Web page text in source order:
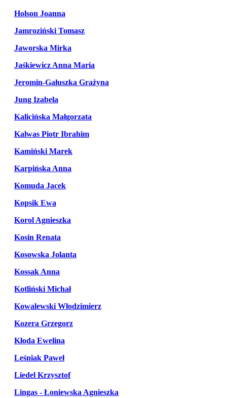
Holson Joanna
Jamroziński Tomasz
Jaworska Mirka
Jaśkiewicz Anna Maria
Jeromin-Gałuszka Grażyna
Jung Izabela
Kalicińska Małgorzata
Kalwas Piotr Ibrahim
Kamiński Marek
Karpińska Anna
Komuda Jacek
Kopsik Ewa
Korol Agnieszka
Kosin Renata
Kosowska Jolanta
Kossak Anna
Kotliński Michał
Kowalewski Włodzimierz
Kozera Grzegorz
Kłoda Ewelina
Leśniak Paweł
Liedel Krzysztof
Lingas - Łoniewska Agnieszka